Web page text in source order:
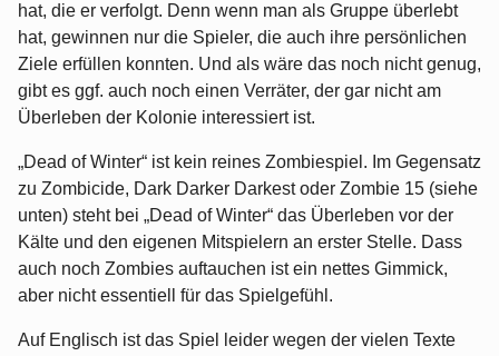
hat, die er verfolgt. Denn wenn man als Gruppe überlebt
hat, gewinnen nur die Spieler, die auch ihre persönlichen
Ziele erfüllen konnten. Und als wäre das noch nicht genug,
gibt es ggf. auch noch einen Verräter, der gar nicht am
Überleben der Kolonie interessiert ist.
„Dead of Winter“ ist kein reines Zombiespiel. Im Gegensatz
zu Zombicide, Dark Darker Darkest oder Zombie 15 (siehe
unten) steht bei „Dead of Winter“ das Überleben vor der
Kälte und den eigenen Mitspielern an erster Stelle. Dass
auch noch Zombies auftauchen ist ein nettes Gimmick,
aber nicht essentiell für das Spielgefühl.
Auf Englisch ist das Spiel leider wegen der vielen Texte